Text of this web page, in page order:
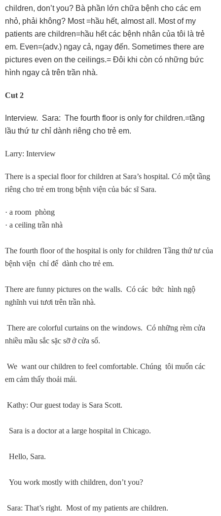
children, don’t you? Bà phần lớn chữa bệnh cho các em
nhỏ, phải không? Most =hầu hết, almost all. Most of my
patients are children=hầu hết các bệnh nhân của tôi là trẻ
em. Even=(adv.) ngay cả, ngay đến. Sometimes there are
pictures even on the ceilings.= Ðôi khi còn có những bức
hình ngay cả trên trần nhà.
Cut 2
Interview. Sara: The fourth floor is only for children.=tầng
lầu thứ tư chỉ dành riêng cho trẻ em.
Larry: Interview
There is a special floor for children at Sara’s hospital. Có một tầng
riêng cho trẻ em trong bệnh viện của bác sĩ Sara.
· a room phòng
· a ceiling trần nhà
The fourth floor of the hospital is only for children Tầng thứ tư của
bệnh viện chỉ để dành cho trẻ em.
There are funny pictures on the walls. Có các bức hình ngộ
nghĩnh vui tươi trên trần nhà.
There are colorful curtains on the windows. Có những rèm cửa
nhiều mầu sắc sặc sỡ ở cửa số.
We want our children to feel comfortable. Chúng tôi muốn các
em cảm thấy thoải mái.
Kathy: Our guest today is Sara Scott.
Sara is a doctor at a large hospital in Chicago.
Hello, Sara.
You work mostly with children, don’t you?
Sara: That’s right. Most of my patients are children.